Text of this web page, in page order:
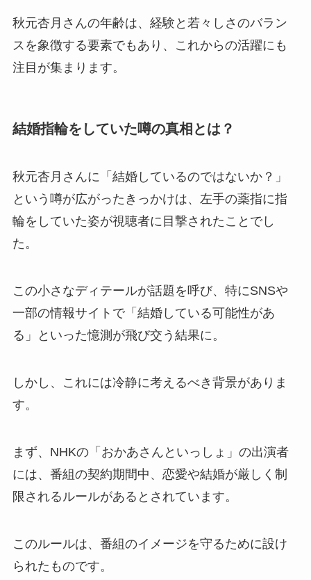
秋元杏月さんの年齢は、経験と若々しさのバラン
スを象徴する要素でもあり、これからの活躍にも
注目が集まります。
結婚指輪をしていた噂の真相とは？
秋元杏月さんに「結婚しているのではないか？」
という噂が広がったきっかけは、左手の薬指に指
輪をしていた姿が視聴者に目撃されたことでし
た。
この小さなディテールが話題を呼び、特にSNSや
一部の情報サイトで「結婚している可能性があ
る」といった憶測が飛び交う結果に。
しかし、これには冷静に考えるべき背景がありま
す。
まず、NHKの「おかあさんといっしょ」の出演者
には、番組の契約期間中、恋愛や結婚が厳しく制
限されるルールがあるとされています。
このルールは、番組のイメージを守るために設け
られたものです。